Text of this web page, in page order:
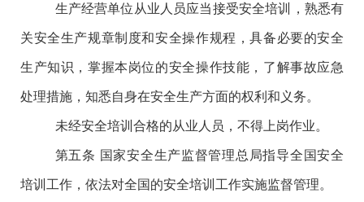
生产经营单位从业人员应当接受安全培训，熟悉有
关安全生产规章制度和安全操作规程，具备必要的安全
生产知识，掌握本岗位的安全操作技能，了解事故应急
处理措施，知悉自身在安全生产方面的权利和义务。
未经安全培训合格的从业人员，不得上岗作业。
第五条 国家安全生产监督管理总局指导全国安全
培训工作，依法对全国的安全培训工作实施监督管理。